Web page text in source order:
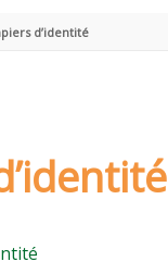
PRINCIPAL
d’identité